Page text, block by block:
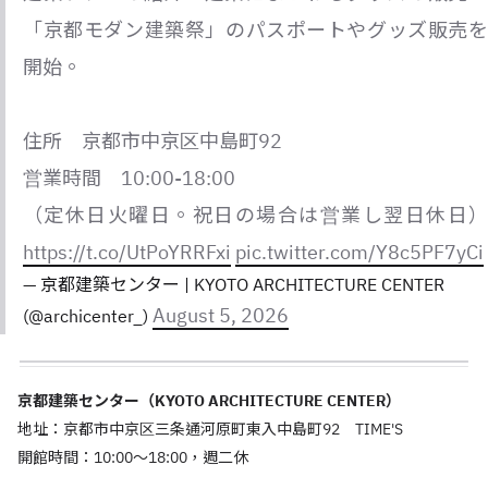
「京都モダン建築祭」のパスポートやグッズ販売を
開始。
住所 京都市中京区中島町92
営業時間 10:00-18:00
（定休日火曜日。祝日の場合は営業し翌日休日）
https://t.co/UtPoYRRFxi pic.twitter.com/Y8c5PF7yCi
— 京都建築センター | KYOTO ARCHITECTURE CENTER
(@archicenter_) August 5, 2026
京都建築センター（KYOTO ARCHITECTURE CENTER）
地址：京都市中京区三条通河原町東入中島町92 TIME'S
開館時間：10:00～18:00，週二休